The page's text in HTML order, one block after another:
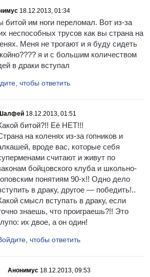
18.12.2013, 01:34
битой им ноги переломал. Вот из-за
неспособных трусов как вы страна на
Меня не трогают и я буду сидеть
я и с большим количеством
в драки вступал
чтобы ответить
18.12.2013, 01:51
битой?!! Её НЕТ!!!
на коленях из-за гопников и
вроде вас, которые себя
считают и живут по
бойцовского клуба и школьно-
понятиям 90-х!! Одно дело
в драку, другое — победить!..
смысл вступать в драку, если
знаешь, что проиграешь?!! Это
их двое, а он один!
чтобы ответить
Анонимус 18.12.2013, 09:53